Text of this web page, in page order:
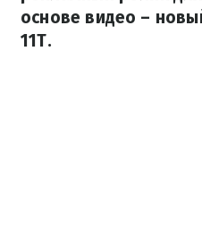
основе видео –
11T.